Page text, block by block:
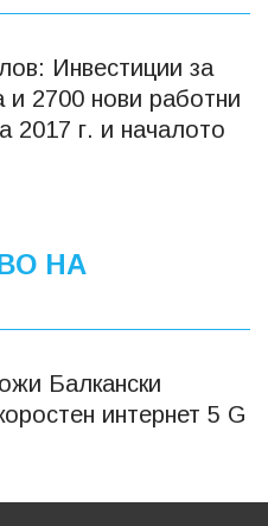
Инвестиции за
2700 нови работни
2017 г. и началото
НА
Балкански
интернет 5 G